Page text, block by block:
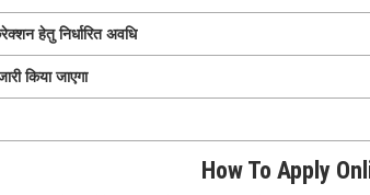
हेतु निर्धारित अवधि
किया जाएगा
How To Apply